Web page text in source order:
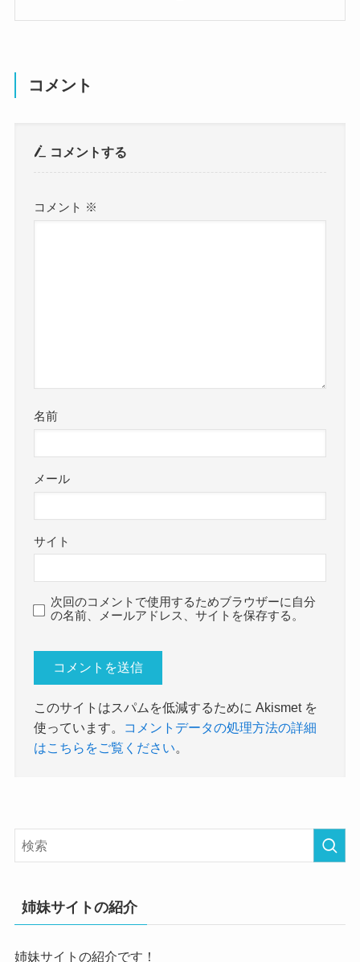
コメント
コメントする
コメント ※
名前
メール
サイト
次回のコメントで使用するためブラウザーに自分
の名前、メールアドレス、サイトを保存する。
このサイトはスパムを低減するために Akismet を
使っています。
コメントデータの処理方法の詳細
はこちらをご覧ください。
姉妹サイトの紹介
姉妹サイトの紹介です！